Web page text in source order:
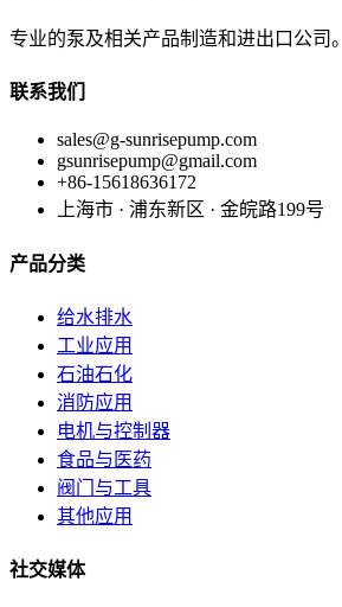
专业的泵及相关产品制造和进出口公司。
联系我们
sales@g-sunrisepump.com
gsunrisepump@gmail.com
+86-15618636172
上海市 · 浦东新区 · 金皖路199号
产品分类
给水排水
工业应用
石油石化
消防应用
电机与控制器
食品与医药
阀门与工具
其他应用
社交媒体